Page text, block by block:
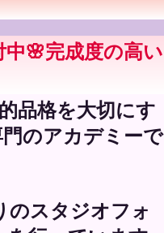
🌸完成度の高い
品格を大切にす
のアカデミーで
のスタジオフォ